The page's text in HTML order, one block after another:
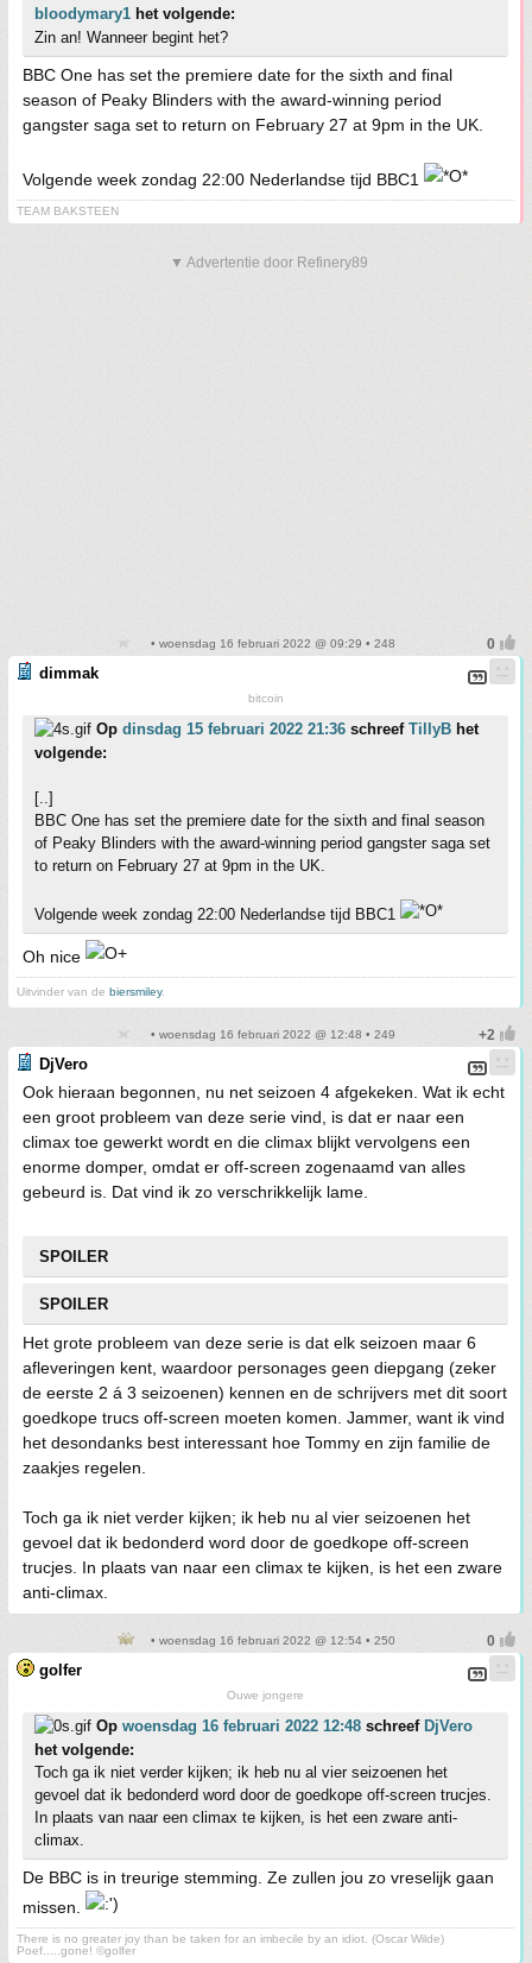
bloodymary1 het volgende:
Zin an! Wanneer begint het?
BBC One has set the premiere date for the sixth and final
season of Peaky Blinders with the award-winning period
gangster saga set to return on February 27 at 9pm in the UK.
Volgende week zondag 22:00 Nederlandse tijd BBC1
TEAM BAKSTEEN
▼ Advertentie door Refinery89
• woensdag 16 februari 2022 @ 09:29 • 248
dimmak
bitcoin
Op dinsdag 15 februari 2022 21:36 schreef TillyB het
volgende:
[..]
BBC One has set the premiere date for the sixth and final season
of Peaky Blinders with the award-winning period gangster saga set
to return on February 27 at 9pm in the UK.
Volgende week zondag 22:00 Nederlandse tijd BBC1
Oh nice
Uitvinder van de biersmiley.
• woensdag 16 februari 2022 @ 12:48 • 249
DjVero
Ook hieraan begonnen, nu net seizoen 4 afgekeken. Wat ik echt
een groot probleem van deze serie vind, is dat er naar een
climax toe gewerkt wordt en die climax blijkt vervolgens een
enorme domper, omdat er off-screen zogenaamd van alles
gebeurd is. Dat vind ik zo verschrikkelijk lame.
SPOILER
SPOILER
Het grote probleem van deze serie is dat elk seizoen maar 6
afleveringen kent, waardoor personages geen diepgang (zeker
de eerste 2 á 3 seizoenen) kennen en de schrijvers met dit soort
goedkope trucs off-screen moeten komen. Jammer, want ik vind
het desondanks best interessant hoe Tommy en zijn familie de
zaakjes regelen.
Toch ga ik niet verder kijken; ik heb nu al vier seizoenen het
gevoel dat ik bedonderd word door de goedkope off-screen
trucjes. In plaats van naar een climax te kijken, is het een zware
anti-climax.
• woensdag 16 februari 2022 @ 12:54 • 250
golfer
Ouwe jongere
Op woensdag 16 februari 2022 12:48 schreef DjVero
het volgende:
Toch ga ik niet verder kijken; ik heb nu al vier seizoenen het
gevoel dat ik bedonderd word door de goedkope off-screen trucjes.
In plaats van naar een climax te kijken, is het een zware anti-
climax.
De BBC is in treurige stemming. Ze zullen jou zo vreselijk gaan
missen.
There is no greater joy than be taken for an imbecile by an idiot. (Oscar Wilde)
Poef.....gone! ©golfer